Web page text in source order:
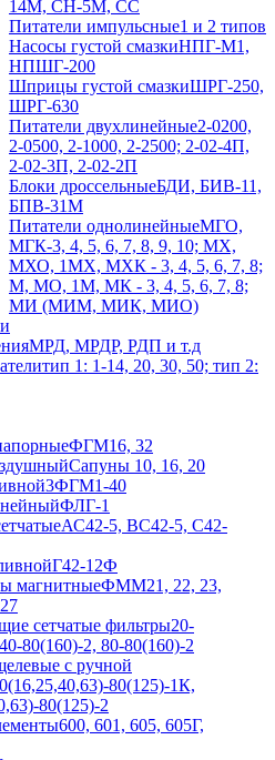
14М, СН-5М, CC
Питатели импульсные1 и 2 типов
Насосы густой смазкиНПГ-М1,
НПШГ-200
Шприцы густой смазкиШРГ-250,
ШРГ-630
Питатели двухлинейные2-0200,
2-0500, 2-1000, 2-2500; 2-02-4П,
2-02-3П, 2-02-2П
Блоки дроссельныеБДИ, БИВ-11,
БПВ-31М
Питатели однолинейныеМГО,
МГК-3, 4, 5, 6, 7, 8, 9, 10; МХ,
МХО, 1МХ, МХК - 3, 4, 5, 6, 7, 8;
М, МО, 1М, МК - 3, 4, 5, 6, 7, 8;
МИ (МИМ, МИК, МИО)
МРД, МРДР, РДП и т.д
тип 1: 1-14, 20, 30, 50; тип 2:
ФГМ16, 32
Сапуны 10, 16, 20
3ФГМ1-40
ФЛГ-1
АС42-5, ВС42-5, С42-
Г42-12Ф
магнитныеФММ21, 22, 23,
сетчатые фильтры20-
80(160)-2, 80-80(160)-2
с ручной
80(125)-1К,
80(125)-2
600, 601, 605, 605Г,